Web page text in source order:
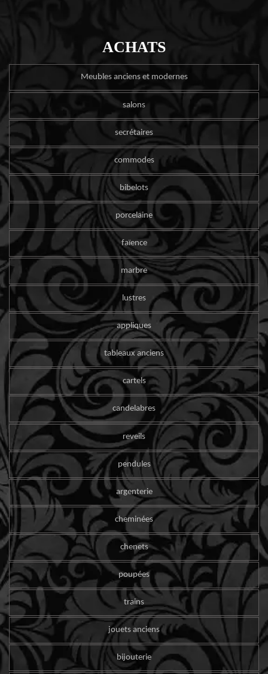
ACHATS
Meubles anciens et modernes
salons
secrétaires
commodes
bibelots
porcelaine
faïence
marbre
lustres
appliques
tableaux anciens
cartels
candelabres
reveils
pendules
argenterie
cheminées
chenets
poupées
trains
jouets anciens
bijouterie